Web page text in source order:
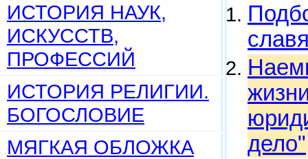
ИСТОРИЯ НАУК,
ИСКУССТВ,
ПРОФЕССИЙ
ИСТОРИЯ РЕЛИГИИ.
БОГОСЛОВИЕ
МЯГКАЯ ОБЛОЖКА